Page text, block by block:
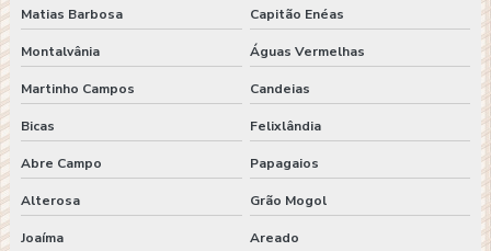
Matias Barbosa Capitão Enéas
Montalvânia Águas Vermelhas
Martinho Campos Candeias
Bicas Felixlândia
Abre Campo Papagaios
Alterosa Grão Mogol
Joaíma Areado